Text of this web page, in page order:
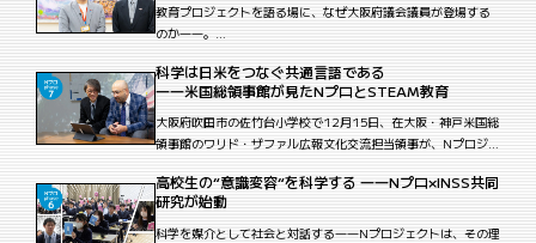
教育プロジェクトを語る場に、なぜ大阪府議会議員が登場する
のか――。
Nプロジェクトを追ってきた中で、広野瑞穂・大阪府議会議員
（大阪維新の会・政調会長代行）の存在は、単なる「応援議
員」という枠を明らかに超えていた。
科学は日米をつなぐ共通言語である
――米国総領事館が見たNプロとSTEAM教育
大阪府吹田市の佐竹台小学校で12月15日、在大阪・神戸米国総
領事館のワリド・ザファル広報文化交流担当領事が、Nプロジェ
クトの授業に参加した。体育館で行われた「日米クイズ」には
全校児童約520人が集まり、高校生とともに米国に関する設問
に挑戦した。教室では、大阪高校の生徒が小学生に対して、気
象や放射線を題材とした授業を行った。
高校生の“意識変容“を科学する ――Nプロ×INSS共同
研究が始動
科学を媒介として社会と対話する――Nプロジェクトは、その理